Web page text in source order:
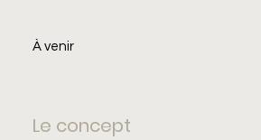
À venir
Le concept